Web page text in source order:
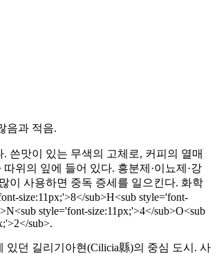
음과 적음.
쓴맛이 있는 무색의 고체로, 커피의 열매
위의 잎에 들어 있다. 흥분제·이뇨제·강
이 사용하면 중독 증세를 일으킨다. 화학
size:11px;'>8</sub>H<sub style='font-
style='font-size:11px;'>4</sub>O<sub
sub>.
있던 길리기아현(Cilicia縣)의 중심 도시. 사